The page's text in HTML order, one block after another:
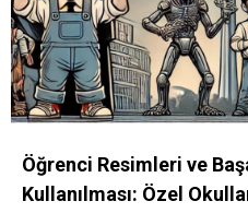
Öğrenci Resimleri ve
Kullanılması: Özel